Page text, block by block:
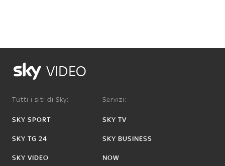
VIDEO
Tutti i siti di Sky:
SKY SPORT
SKY TG 24
SKY VIDEO
Servizi:
SKY TV
SKY BUSINESS
NOW